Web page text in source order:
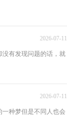
2026-07-11
没有发现问题的话，就
2026-07-11
种梦但是不同人也会